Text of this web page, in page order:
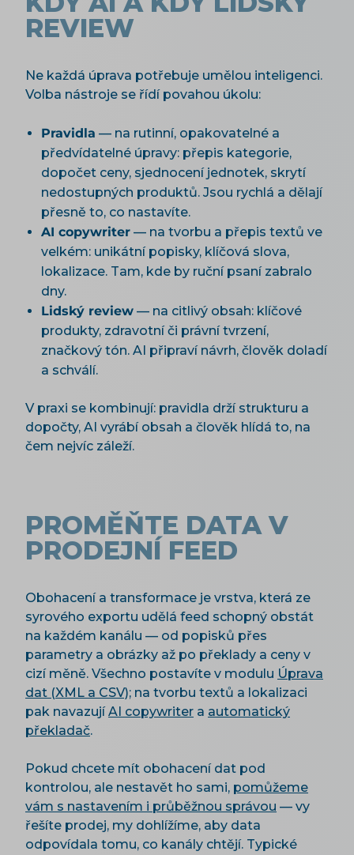
REVIEW
Ne každá úprava potřebuje umělou inteligenci.
Volba nástroje se řídí povahou úkolu:
Pravidla — na rutinní, opakovatelné a
předvídatelné úpravy: přepis kategorie,
dopočet ceny, sjednocení jednotek, skrytí
nedostupných produktů. Jsou rychlá a dělají
přesně to, co nastavíte.
AI copywriter — na tvorbu a přepis textů ve
velkém: unikátní popisky, klíčová slova,
lokalizace. Tam, kde by ruční psaní zabralo
dny.
Lidský review — na citlivý obsah: klíčové
produkty, zdravotní či právní tvrzení,
značkový tón. AI připraví návrh, člověk doladí
a schválí.
V praxi se kombinují: pravidla drží strukturu a
dopočty, AI vyrábí obsah a člověk hlídá to, na
čem nejvíc záleží.
PROMĚŇTE DATA V
PRODEJNÍ FEED
Obohacení a transformace je vrstva, která ze
syrového exportu udělá feed schopný obstát
na každém kanálu — od popisků přes
parametry a obrázky až po překlady a ceny v
cizí měně. Všechno postavíte v modulu Úprava
dat (XML a CSV); na tvorbu textů a lokalizaci
pak navazujíAI copywriter a automatický
překladač.
Pokud chcete mít obohacení dat pod
kontrolou, ale nestavět ho sami, pomůžeme
vám s nastavením i průběžnou správou — vy
řešíte prodej, my dohlížíme, aby data
odpovídala tomu, co kanály chtějí. Typické